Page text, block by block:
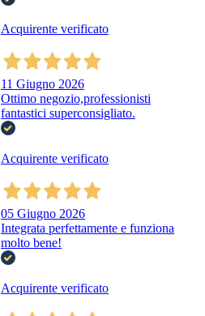
Acquirente verificato
11 Giugno 2026
Ottimo negozio,professionisti
fantastici superconsigliato.
Acquirente verificato
05 Giugno 2026
Integrata perfettamente e funziona
molto bene!
Acquirente verificato